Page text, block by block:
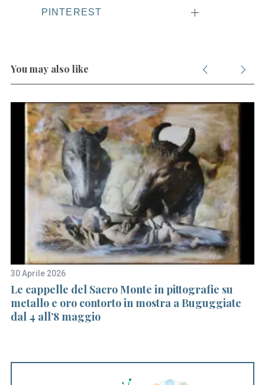
PINTEREST
You may also like
30 Aprile 2026
Le cappelle del Sacro Monte in pittografie su
metallo e oro contorto in mostra a Buguggiate
dal 4 all’8 maggio
S
e
a
r
c
h
o
: